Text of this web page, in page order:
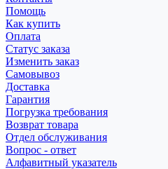
Помощь
Как купить
Оплата
Статус заказа
Изменить заказ
Самовывоз
Доставка
Гарантия
Погрузка требования
Возврат товара
Отдел обслуживания
Вопрос - ответ
Алфавитный указатель